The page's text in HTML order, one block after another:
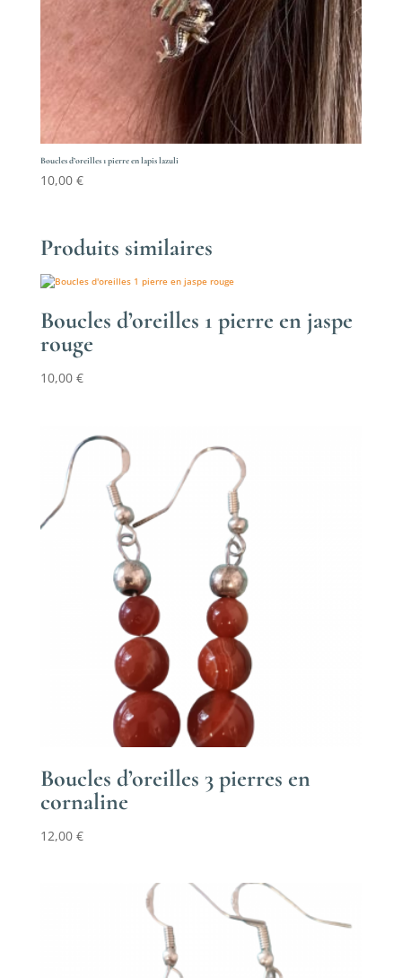
Boucles d’oreilles 1 pierre en lapis lazuli
10,00 €
Produits similaires
Boucles d’oreilles 1 pierre en jaspe
rouge
10,00 €
Boucles d’oreilles 3 pierres en
cornaline
12,00 €